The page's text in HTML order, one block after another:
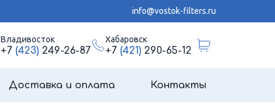
info@vostok-filters.ru
Владивосток
+7 (423)249-26-87
Хабаровск
+7 (421)290-65-12
Доставка и оплата Контакты